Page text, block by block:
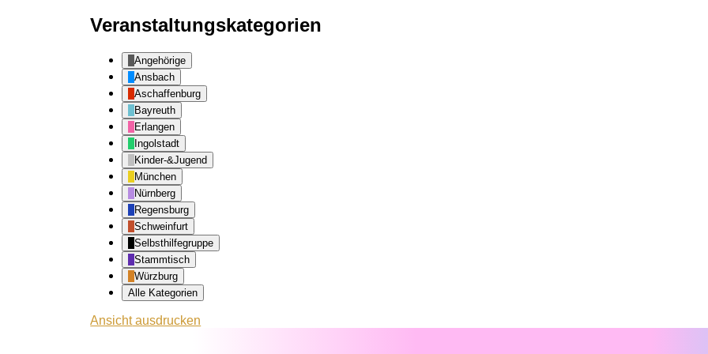
Veranstaltungskategorien
Angehörige
Ansbach
Aschaffenburg
Bayreuth
Erlangen
Ingolstadt
Kinder-&Jugend
München
Nürnberg
Regensburg
Schweinfurt
Selbsthilfegruppe
Stammtisch
Würzburg
Alle Kategorien
Ansichtausdrucken